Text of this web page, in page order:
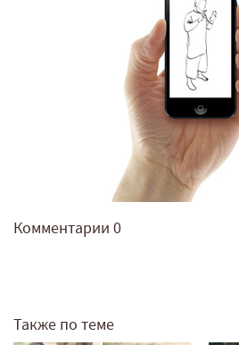
Комментарии 0
Также по теме